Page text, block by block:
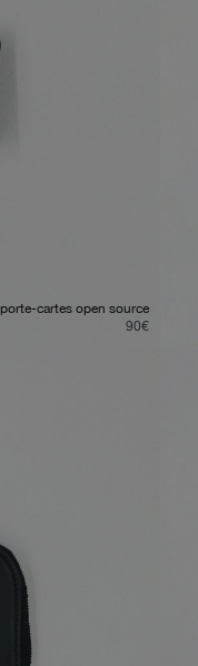
porte-cartes open source
90€